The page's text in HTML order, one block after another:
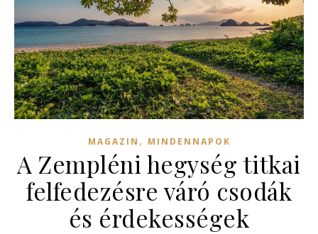
MAGAZIN , MINDENNAPOK
A Zempléni hegység titkai
felfedezésre váró csodák
és érdekességek